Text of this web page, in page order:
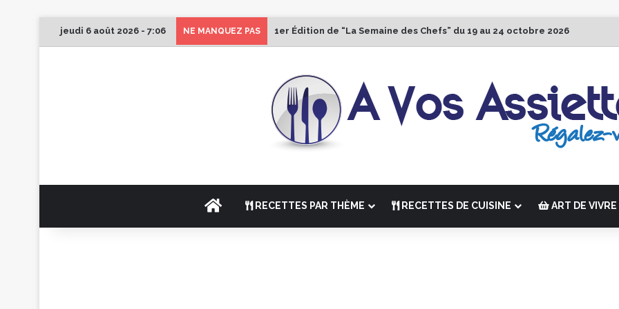
jeudi 6 août 2026 - 7:06 NE MANQUEZ PAS 1er Édition de “La Semaine des Chefs” du 19 au 24 octobre 2026
ACCUEILRECETTES PAR THÈME RECETTES DE CUISINE ART DE VIVRE